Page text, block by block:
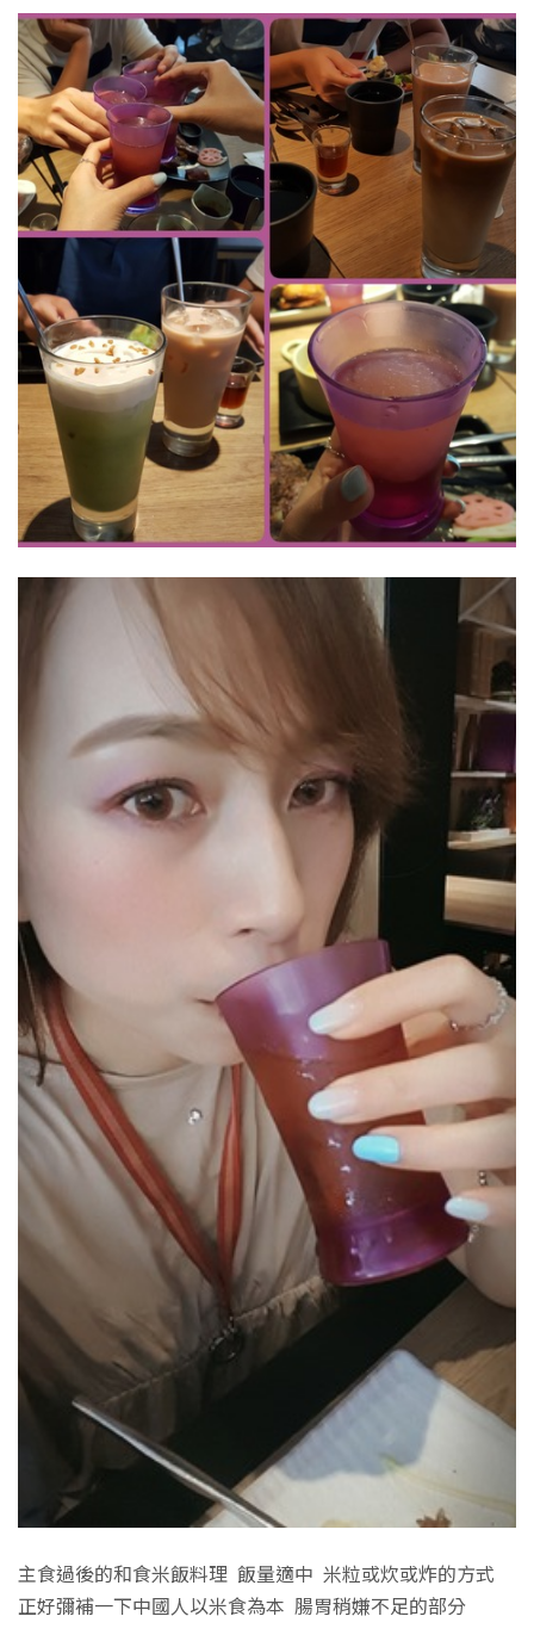
主食過後的和食米飯料理 飯量適中 米粒或炊或炸的方式
正好彌補一下中國人以米食為本 腸胃稍嫌不足的部分